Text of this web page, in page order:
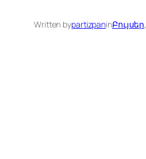
Written bypartizpaninԲույսեր,